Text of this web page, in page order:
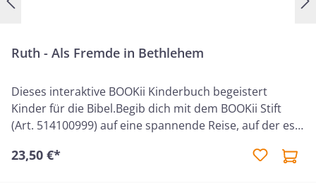
Ruth - Als Fremde in Bethlehem
Dieses interaktive BOOKii Kinderbuch begeistert
Kinder für die Bibel.Begib dich mit dem BOOKii Stift
(Art. 514100999) auf eine spannende Reise, auf der es
wie die biblische Geschichte der Moabiterin Ruth und
23,50 €*